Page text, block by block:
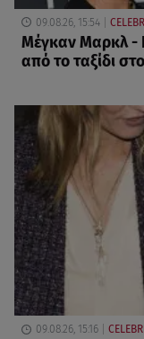
09.08.26, 15:54
Μέγκαν Μαρκλ -
από το ταξίδι
09.08.26, 15:16